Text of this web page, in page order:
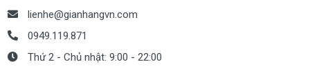
lienhe@gianhangvn.com
0949.119.871
Thứ 2 - Chủ nhật: 9:00 - 22:00